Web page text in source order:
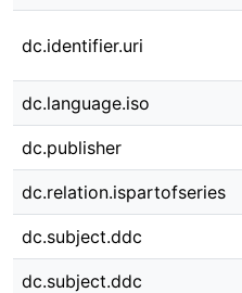
dc.identifier.uri
dc.language.iso
dc.publisher
dc.relation.ispartofseries
dc.subject.ddc
dc.subject.ddc